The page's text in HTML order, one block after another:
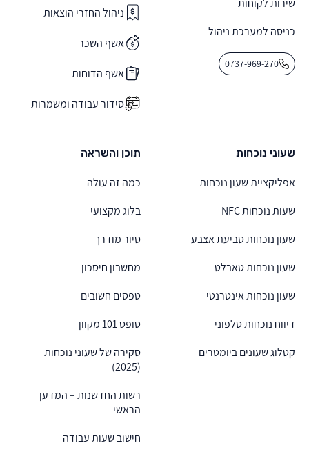
שירות לקוחות
כניסה למערכת ניהול
0737-969-270
ניהול החזרי הוצאות
אשף השכר
אשף הדוחות
סידור עבודה ומשמרות
שעוני נוכחות
אפליקציית שעון נוכחות
שעות נוכחות NFC
שעון נוכחות טביעת אצבע
שעון נוכחות טאבלט
שעון נוכחות אינטרנטי
דיווח נוכחות טלפוני
קטלוג שעונים ביומטרים
תוכן והשראה
כמה זה עולה
בלוג מקצועי
סיור מודרך
מחשבון חיסכון
טפסים חשובים
טופס 101 מקוון
סקירה של שעוני נוכחות
(2025)
רשות החדשנות – המדען
הראשי
חישוב שעות עבודה